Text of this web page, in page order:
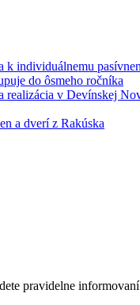
k individuálnemu
do ôsmeho ročníka
realizácia v Devínskej
a dverí z Rakúska
pravidelne